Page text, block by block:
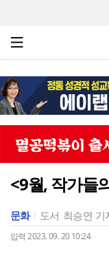
<9월, 작가들
문화 도서 최승연 기
입력 2023. 09. 20 10:24